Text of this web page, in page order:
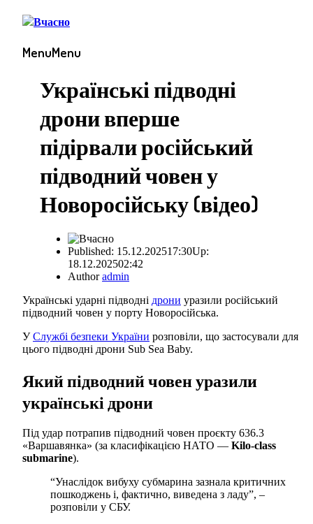
MenuMenu
Українські підводні
дрони вперше
підірвали російський
підводний човен у
Новоросійську (відео)
Published: 15.12.202517:30Up:
18.12.202502:42
Authoradmin
Українські ударні підводні дрони уразили російський
підводний човен у порту Новоросійська.
УСлужбі безпеки України розповіли, що застосували для
цього підводні дрони Sub Sea Baby.
Який підводний човен уразили
українські дрони
Під удар потрапив підводний човен проєкту 636.3
«Варшавянка» (за класифікацією НАТО — Kilo-class
submarine).
“Унаслідок вибуху субмарина зазнала критичних
пошкоджень і, фактично, виведена з ладу”, –
розповіли у СБУ.